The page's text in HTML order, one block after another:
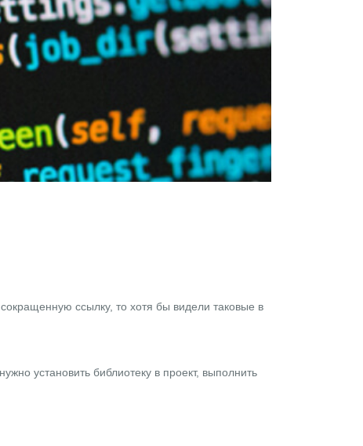
ссылку, то хотя бы видели таковые в
установить библиотеку в проект, выполнить